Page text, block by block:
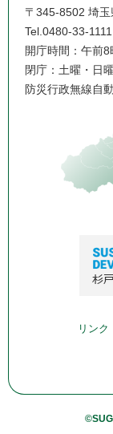
〒345-8502 埼
Tel.0480-33-1111
開庁時間：午前
閉庁：土曜・日
防災行政無線自
リン